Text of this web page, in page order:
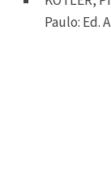
Paulo: Ed.